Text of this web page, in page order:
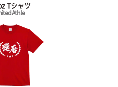
Tシャツ
Athle